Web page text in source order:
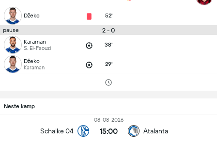
Džeko 52'
pause 2 - 0
Karaman
S. El-Faouzi 38'
Džeko
Karaman 29'
Neste kamp
Schalke 04
08-08-2026
15:00 Atalanta